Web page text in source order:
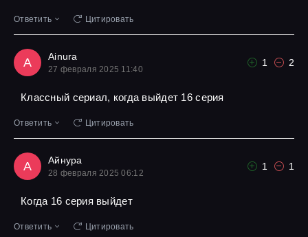
Ответить Цитировать
A Ainura
27 февраля 2025 11:40
1 2
Классный сериал, когда выйдет 16 серия
Ответить Цитировать
А Айнура
28 февраля 2025 06:12
1 1
Когда 16 серия выйдет
Ответить Цитировать